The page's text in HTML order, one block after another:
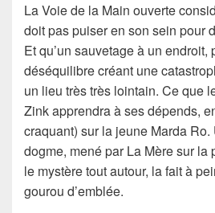
La Voie de la Main ouverte
doit pas puiser en son sein pour
Et qu’un sauvetage à un endroit,
déséquilibre créant une
un lieu très très lointain. Ce que
Zink apprendra à ses dépends,
craquant) sur la jeune Marda
dogme, mené par La Mère sur la
le mystère tout autour, la fait à
gourou d’emblée.